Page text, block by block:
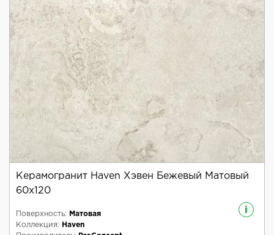
Керамогранит Haven Хэвен Бежевый Матовый
60x120
i
Поверхность:
Матовая
Коллекция:
Haven